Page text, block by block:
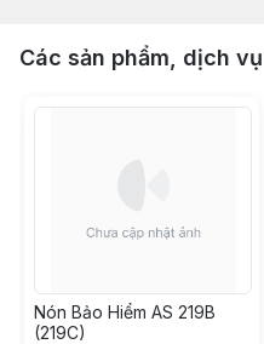
Các sản phẩm, dịch
Nón Bảo Hiểm AS 219B
(219C)